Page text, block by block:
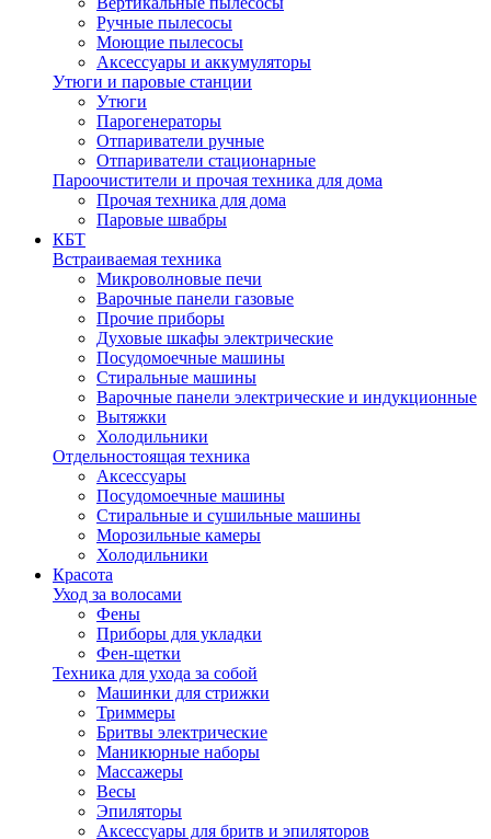
Ручные пылесосы
Моющие пылесосы
Аксессуары и аккумуляторы
Утюги и паровые станции
Утюги
Парогенераторы
Отпариватели ручные
Отпариватели стационарные
Пароочистители и прочая техника для дома
Прочая техника для дома
Паровые швабры
КБТ
Встраиваемая техника
Микроволновые печи
Варочные панели газовые
Прочие приборы
Духовые шкафы электрические
Посудомоечные машины
Стиральные машины
Варочные панели электрические и индукционные
Вытяжки
Холодильники
Отдельностоящая техника
Аксессуары
Посудомоечные машины
Стиральные и сушильные машины
Морозильные камеры
Холодильники
Красота
Уход за волосами
Фены
Приборы для укладки
Фен-щетки
Техника для ухода за собой
Машинки для стрижки
Триммеры
Бритвы электрические
Маникюрные наборы
Массажеры
Весы
Эпиляторы
Аксессуары для бритв и эпиляторов